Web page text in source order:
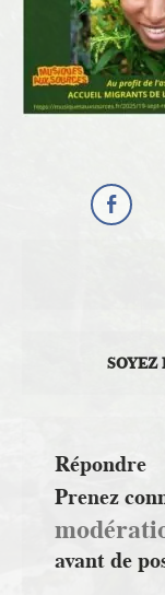
SOYEZ
Répondre
Prenez
avant de